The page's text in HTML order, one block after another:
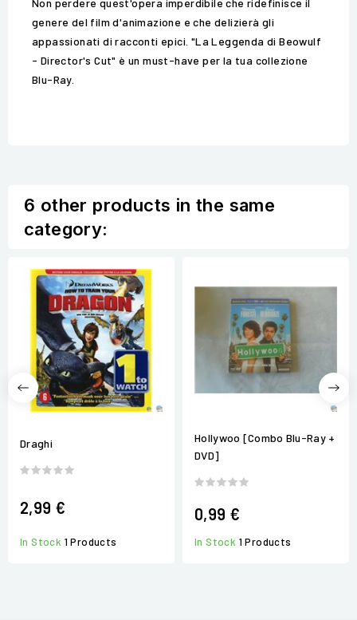
Non perdere quest'opera imperdibile che ridefinisce il
genere del film d'animazione e che delizierà gli
appassionati di racconti epici. "La Leggenda di Beowulf
- Director's Cut" è un must-have per la tua collezione
Blu-Ray.
6 other products in the same
category:
Draghi
2,99 €
In Stock 1 Products
Hollywoo [Combo Blu-Ray +
DVD]
0,99 €
In Stock 1 Products